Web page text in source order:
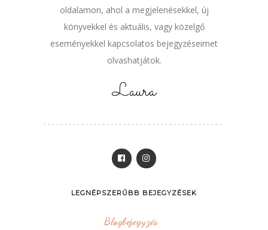
oldalamon, ahol a megjelenésekkel, új
könyvekkel és aktuális, vagy közelgő
eseményekkel kapcsolatos bejegyzéseimet
olvashatjátok.
Laura
LEGNÉPSZERŰBB BEJEGYZÉSEK
Blogbejegyzés